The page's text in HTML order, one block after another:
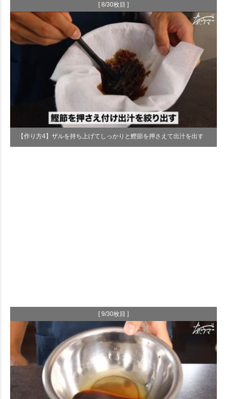
[ 8/30枚目 ]
【作り方4】ザルを持ち上げてしっかりと鰹節を押さえて出汁を出す
[ 9/30枚目 ]